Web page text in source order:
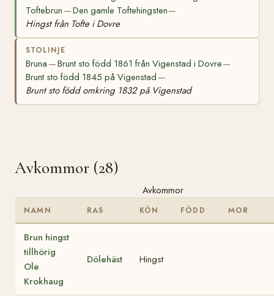
Toftebrun —Den gamle Toftehingsten—
Hingst från Tofte i Dovre
STOLINJE
Bruna —Brunt sto född 1861 från Vigenstad i Dovre—
Brunt sto född 1845 på Vigenstad —
Brunt sto född omkring 1832 på Vigenstad
Avkommor (28)
Avkommor
NAMN RAS KÖN FÖDD MOR
Brun hingst
tillhörig
Ole
Krokhaug
Dölehäst Hingst